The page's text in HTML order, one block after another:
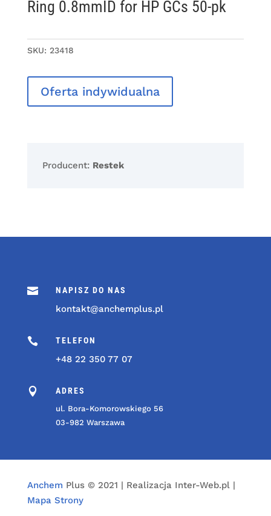
Ring 0.8mmID for HP GCs 50-pk
SKU: 23418
Oferta indywidualna
Producent: Restek
 NAPISZ DO NAS
kontakt@anchemplus.pl
 TELEFON
+48 22 350 77 07
 ADRES
ul. Bora-Komorowskiego 56
03-982 Warszawa
Anchem Plus © 2021 | Realizacja Inter-Web.pl |
Mapa Strony